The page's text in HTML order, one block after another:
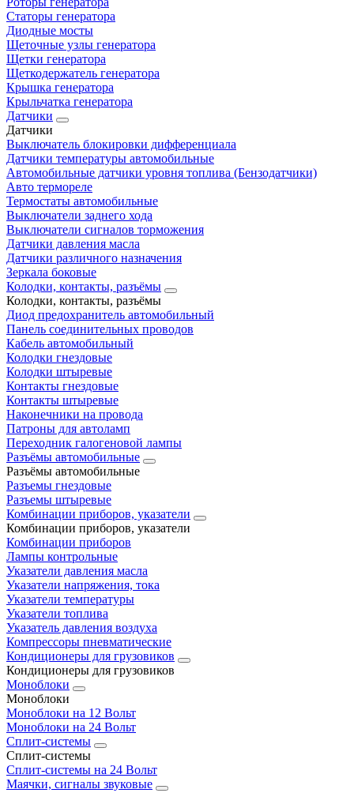
Статоры генератора
Диодные мосты
Щеточные узлы генератора
Щетки генератора
Щеткодержатель генератора
Крышка генератора
Крыльчатка генератора
Датчики
Датчики
Выключатель блокировки дифференциала
Датчики температуры автомобильные
Автомобильные датчики уровня топлива (Бензодатчики)
Авто термореле
Термостаты автомобильные
Выключатели заднего хода
Выключатели сигналов торможения
Датчики давления масла
Датчики различного назначения
Зеркала боковые
Колодки, контакты, разъёмы
Колодки, контакты, разъёмы
Диод предохранитель автомобильный
Панель соединительных проводов
Кабель автомобильный
Колодки гнездовые
Колодки штыревые
Контакты гнездовые
Контакты штыревые
Наконечники на провода
Патроны для автоламп
Переходник галогеновой лампы
Разъёмы автомобильные
Разъёмы автомобильные
Разъемы гнездовые
Разъемы штыревые
Комбинации приборов, указатели
Комбинации приборов, указатели
Комбинации приборов
Лампы контрольные
Указатели давления масла
Указатели напряжения, тока
Указатели температуры
Указатели топлива
Указатель давления воздуха
Компрессоры пневматические
Кондиционеры для грузовиков
Кондиционеры для грузовиков
Моноблоки
Моноблоки
Моноблоки на 12 Вольт
Моноблоки на 24 Вольт
Сплит-системы
Сплит-системы
Сплит‑системы на 24 Вольт
Маячки, сигналы звуковые